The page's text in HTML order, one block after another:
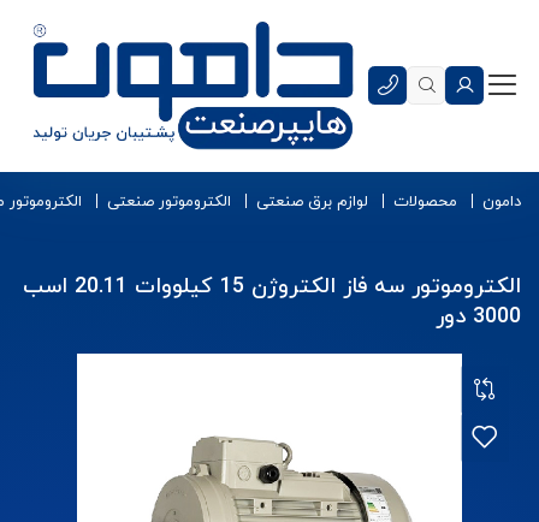
دامون محصولات لوازم برق صنعتی الکتروموتور صنعتی
الکتروموتور سه فاز الکتروژن 15 کیلووات 20.11 اسب
3000 دور